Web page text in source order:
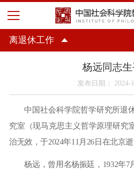
离退休工作
杨远同志
发布日期： 2024-
中国社会科学院哲学研究所退
究室（现马克思主义哲学原理研究
治无效，于2024年11 月 26日在北京
杨远，曾用名杨振廷， 1932年7